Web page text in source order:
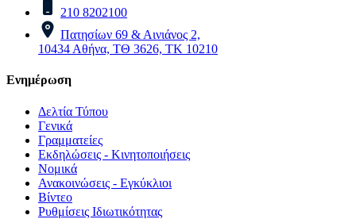
210 8202100
Πατησίων 69 & Αινιάνος 2,
10434 Αθήνα, ΤΘ 3626, ΤΚ 10210
Ενημέρωση
Δελτία Τύπου
Γενικά
Γραμματείες
Εκδηλώσεις - Κινητοποιήσεις
Νομικά
Ανακοινώσεις - Εγκύκλιοι
Βίντεο
Ρυθμίσεις Ιδιωτικότητας